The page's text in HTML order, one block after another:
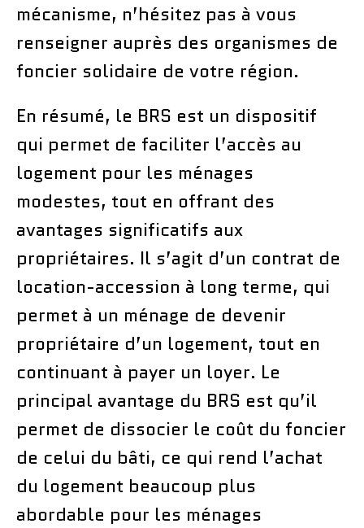
mécanisme, n’hésitez pas à vous
renseigner auprès des organismes de
foncier solidaire de votre région.
En résumé, le BRS est un dispositif
qui permet de faciliter l’accès au
logement pour les ménages
modestes, tout en offrant des
avantages significatifs aux
propriétaires. Il s’agit d’un contrat de
location-accession à long terme, qui
permet à un ménage de devenir
propriétaire d’un logement, tout en
continuant à payer un loyer. Le
principal avantage du BRS est qu’il
permet de dissocier le coût du foncier
de celui du bâti, ce qui rend l’achat
du logement beaucoup plus
abordable pour les ménages